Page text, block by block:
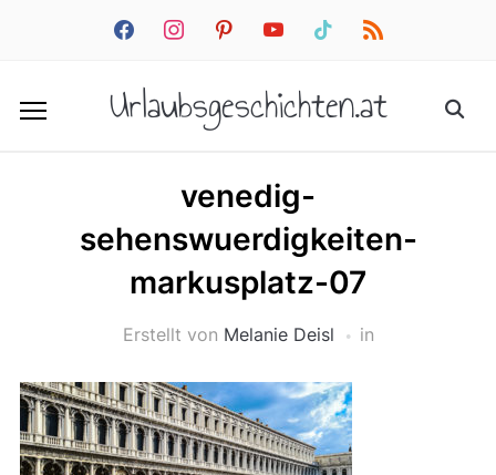
facebookinstagrampinterestyoutube tiktok rss
Urlaubsgeschichten.at
venedig-
sehenswuerdigkeiten-
markusplatz-07
Erstellt von Melanie Deisl in